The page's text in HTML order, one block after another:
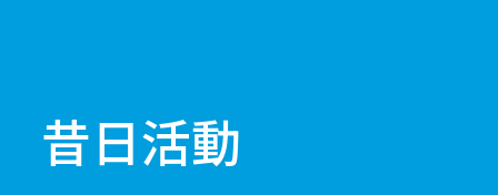
昔日活動